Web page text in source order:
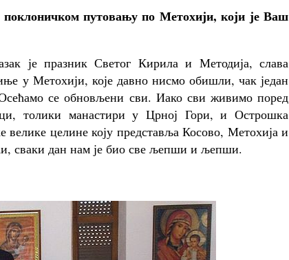
путовању по Метохији, који је Ваш
је празник Светог Кирила и Методија, слава
у Метохији, које давно нисмо обишли, чак један
се обновљени сви. Иако сви живимо поред
толики манастири у Црној Гори, и Острошка
велике целине коју представља Косово, Метохија и
сваки дан нам је био све љепши и љепши.